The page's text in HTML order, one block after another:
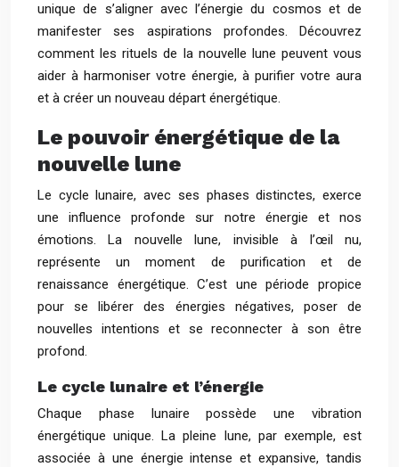
unique de s’aligner avec l’énergie du cosmos et de
manifester ses aspirations profondes. Découvrez
comment les rituels de la nouvelle lune peuvent vous
aider à harmoniser votre énergie, à purifier votre aura
et à créer un nouveau départ énergétique.
Le pouvoir énergétique de la
nouvelle lune
Le cycle lunaire, avec ses phases distinctes, exerce
une influence profonde sur notre énergie et nos
émotions. La nouvelle lune, invisible à l’œil nu,
représente un moment de purification et de
renaissance énergétique. C’est une période propice
pour se libérer des énergies négatives, poser de
nouvelles intentions et se reconnecter à son être
profond.
Le cycle lunaire et l’énergie
Chaque phase lunaire possède une vibration
énergétique unique. La pleine lune, par exemple, est
associée à une énergie intense et expansive, tandis